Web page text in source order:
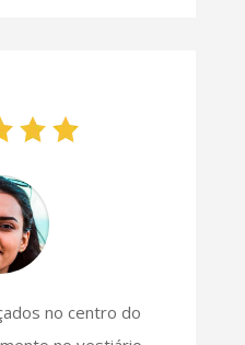
no centro do